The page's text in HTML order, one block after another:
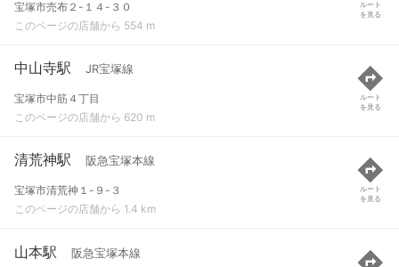
宝塚市売布２-１４-３０
このページの店舗から 554 m
ルート
を見る
中山寺駅 JR宝塚線
宝塚市中筋４丁目
このページの店舗から 620 m
ルート
を見る
清荒神駅 阪急宝塚本線
宝塚市清荒神１-９-３
このページの店舗から 1.4 km
ルート
を見る
山本駅 阪急宝塚本線